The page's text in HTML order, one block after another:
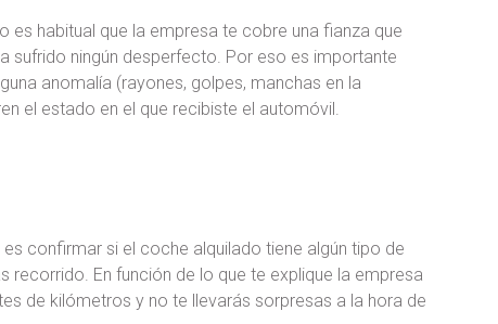
es habitual que la empresa te cobre una fianza que
sufrido ningún desperfecto. Por eso es importante
anomalía (rayones, golpes, manchas en la
el estado en el que recibiste el automóvil.
confirmar si el coche alquilado tiene algún tipo de
En función de lo que te explique la empresa
de kilómetros y no te llevarás sorpresas a la hora de